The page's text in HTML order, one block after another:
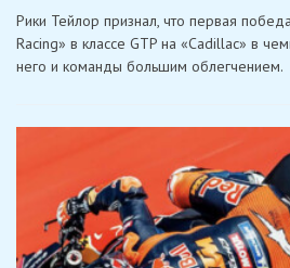
«Первая
победа
«WTR»
с
стала
Рики Тейлор признал, что первая
Racing» в классе GTP на «Cadillac» в
него и команды большим облегчением.